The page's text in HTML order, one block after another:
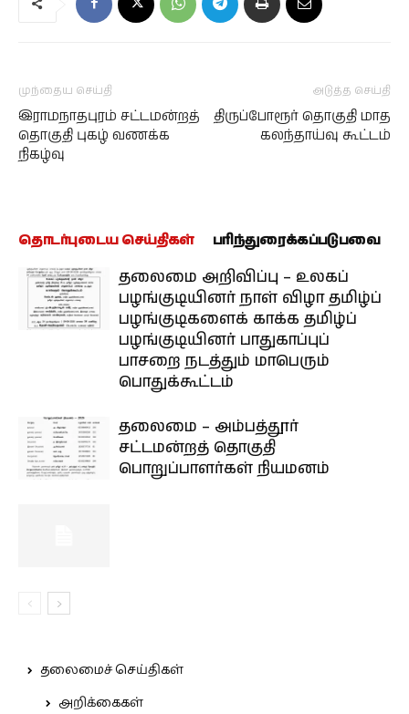
முந்தைய செய்தி
இராமநாதபுரம் சட்டமன்றத்
தொகுதி புகழ் வணக்க
நிகழ்வு
அடுத்த செய்தி
திருப்போரூர் தொகுதி மாத
கலந்தாய்வு கூட்டம்
தொடர்புடைய செய்திகள் பரிந்துரைக்கப்படுபவை
தலைமை அறிவிப்பு – உலகப்
பழங்குடியினர் நாள் விழா தமிழ்ப்
பழங்குடிகளைக் காக்க தமிழ்ப்
பழங்குடியினர் பாதுகாப்புப்
பாசறை நடத்தும் மாபெரும்
பொதுக்கூட்டம்
தலைமை – அம்பத்தூர்
சட்டமன்றத் தொகுதி
பொறுப்பாளர்கள் நியமனம்
தலைமைச் செய்திகள்
அறிக்கைகள்